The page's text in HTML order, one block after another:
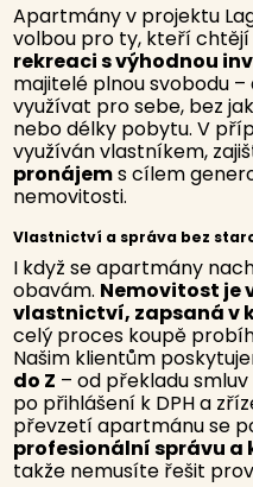
Apartmány v projektu
volbou pro ty, kteří
rekreaci s výhodnou
majitelé plnou svobodu
využívat pro sebe, bez
nebo délky pobytu. V
využíván vlastníkem,
pronájems cílem
nemovitosti.
Vlastnictví a správa bez
I když se apartmány
obavám. Nemovitost je
vlastnictví, zapsaná v
celý proces koupě
Našim klientům
do Z – od překladu
po přihlášení k DPH a
převzetí apartmánu se
profesionální správu
takže nemusíte řešit